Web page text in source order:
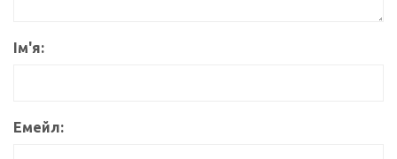
Ім'я:
Емейл: